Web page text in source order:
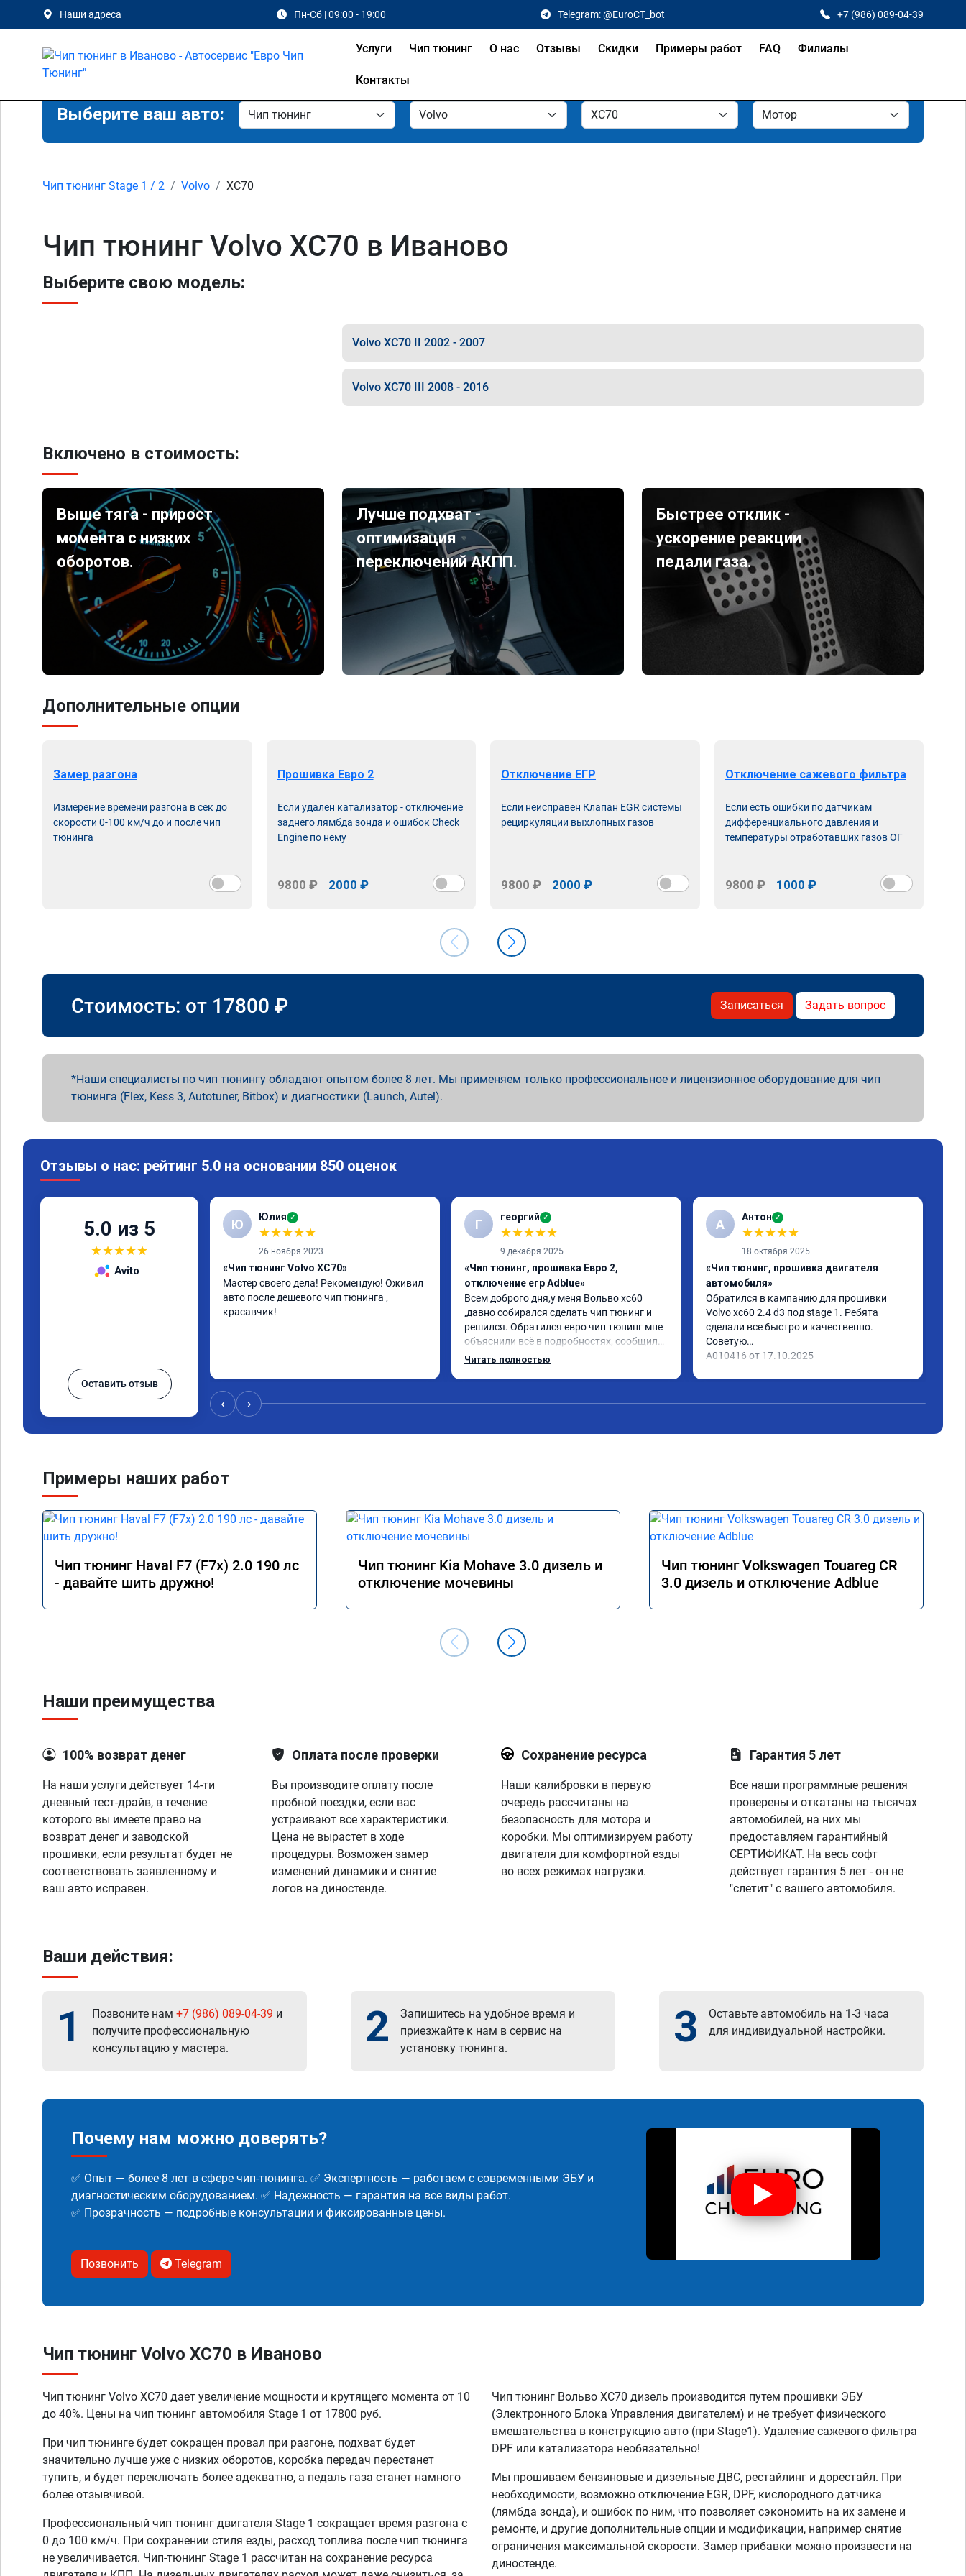
Наши адреса Пн-Сб | 09:00 - 19:00 Telegram: @EuroCT_bot +7 (986) 089-04-39
Услуги Чип тюнинг О нас Отзывы Скидки Примеры работ FAQ Филиалы
Контакты
Выберите ваш авто:
Чип тюнинг Stage 1 / 2 Volvo XC70
Чип тюнинг Volvo XC70 в Иваново
Выберите свою модель:
Volvo XC70 II 2002 - 2007
Volvo XC70 III 2008 - 2016
Включено в стоимость:
Выше тяга - прирост
момента с низких
оборотов.
Лучше подхват -
оптимизация
переключений АКПП.
Быстрее отклик -
ускорение реакции
педали газа.
Дополнительные опции
Замер разгона
Измерение времени разгона в сек до
скорости 0-100 км/ч до и после чип
тюнинга
Прошивка Евро 2
Если удален катализатор - отключение
заднего лямбда зонда и ошибок Check
Engine по нему
9800 ₽ 2000 ₽
Отключение ЕГР
Если неисправен Клапан EGR системы
рециркуляции выхлопных газов
9800 ₽ 2000 ₽
Отключение сажевого фильтра
Если есть ошибки по датчикам
дифференциального давления и
температуры отработавших газов ОГ
9800 ₽ 1000 ₽
Стоимость: от 17800 ₽ Записаться Задать вопрос
Наши специалисты по чип тюнингу обладают опытом более 8 лет. Мы применяем только профессиональное и лицензионное оборудование для чип
тюнинга (Flex, Kess 3, Autotuner, Bitbox) и диагностики (Launch, Autel).
Отзывы о нас: рейтинг 5.0 на основании 850 оценок
5.0 из 5
★★★★★
Avito
Оставить отзыв
Ю Юлия ✓
★★★★★
26 ноября 2023
«Чип тюнинг Volvo XC70»
Мастер своего дела! Рекомендую! Оживил
авто после дешевого чип тюнинга ,
красавчик!
Г георгий ✓
★★★★★
9 декабря 2025
«Чип тюнинг, прошивка Евро 2,
отключение егр Adblue»
Всем доброго дня,у меня Вольво xc60
,давно собирался сделать чип тюнинг и
решился. Обратился евро чип тюнинг мне
объяснили всё в подробностях, сообщили
сумму записали. Приехал в назначенное
Читать полностью
А Антон ✓
★★★★★
18 октября 2025
«Чип тюнинг, прошивка двигателя
автомобиля»
Обратился в кампанию для прошивки
Volvo xc60 2.4 d3 под stage 1. Ребята
сделали все быстро и качественно.
Советую
А010416 от 17.10.2025
‹ ›
Примеры наших работ
Чип тюнинг Haval F7 (F7x) 2.0 190 лс
- давайте шить дружно!
Чип тюнинг Kia Mohave 3.0 дизель и
отключение мочевины
Чип тюнинг Volkswagen Touareg CR
3.0 дизель и отключение Adblue
Наши преимущества
100% возврат денег
На наши услуги действует 14-ти
дневный тест-драйв, в течение
которого вы имеете право на
возврат денег и заводской
прошивки, если результат будет не
соответствовать заявленному и
ваш авто исправен.
Оплата после проверки
Вы производите оплату после
пробной поездки, если вас
устраивают все характеристики.
Цена не вырастет в ходе
процедуры. Возможен замер
изменений динамики и снятие
логов на диностенде.
Сохранение ресурса
Наши калибровки в первую
очередь рассчитаны на
безопасность для мотора и
коробки. Мы оптимизируем работу
двигателя для комфортной езды
во всех режимах нагрузки.
Гарантия 5 лет
Все наши программные решения
проверены и откатаны на тысячах
автомобилей, на них мы
предоставляем гарантийный
СЕРТИФИКАТ. На весь софт
действует гарантия 5 лет - он не
"слетит" с вашего автомобиля.
Ваши действия:
1 Позвоните нам +7 (986) 089-04-39 и
получите профессиональную
консультацию у мастера.
2
Запишитесь на удобное время и
приезжайте к нам в сервис на
установку тюнинга.
3
Оставьте автомобиль на 1-3 часа
для индивидуальной настройки.
Почему нам можно доверять?
✅ Опыт — более 8 лет в сфере чип-тюнинга. ✅ Экспертность — работаем с современными ЭБУ и
диагностическим оборудованием. ✅ Надежность — гарантия на все виды работ.
✅ Прозрачность — подробные консультации и фиксированные цены.
Позвонить Telegram
Чип тюнинг Volvo XC70 в Иваново
Чип тюнинг Volvo XC70 дает увеличение мощности и крутящего момента от 10
до 40%. Цены на чип тюнинг автомобиля Stage 1 от 17800 руб.
При чип тюнинге будет сокращен провал при разгоне, подхват будет
значительно лучше уже с низких оборотов, коробка передач перестанет
тупить, и будет переключать более адекватно, а педаль газа станет намного
более отзывчивой.
Профессиональный чип тюнинг двигателя Stage 1 сокращает время разгона с
0 до 100 км/ч. При сохранении стиля езды, расход топлива после чип тюнинга
не увеличивается. Чип-тюнинг Stage 1 рассчитан на сохранение ресурса
Чип тюнинг Вольво ХС70 дизель производится путем прошивки ЭБУ
(Электронного Блока Управления двигателем) и не требует физического
вмешательства в конструкцию авто (при Stage1). Удаление сажевого фильтра
DPF или катализатора необязательно!
Мы прошиваем бензиновые и дизельные ДВС, рестайлинг и дорестайл. При
необходимости, возможно отключение EGR, DPF, кислородного датчика
(лямбда зонда), и ошибок по ним, что позволяет сэкономить на их замене и
ремонте, и другие дополнительные опции и модификации, например снятие
ограничения максимальной скорости. Замер прибавки можно произвести на
диностенде.